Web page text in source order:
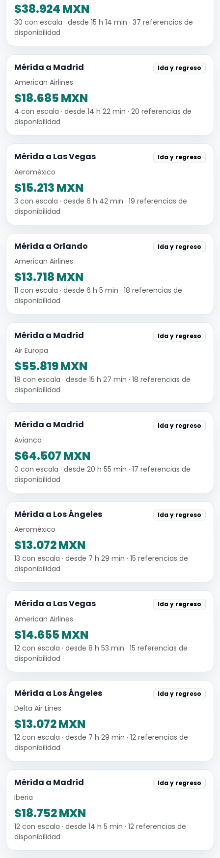
$38.924 MXN
30 con escala · desde 15 h 14 min · 37 referencias de
disponibilidad
Mérida a Madrid Ida y regreso
American Airlines
$18.685 MXN
4 con escala · desde 14 h 22 min · 20 referencias de
disponibilidad
Mérida a Las Vegas Ida y regreso
Aeroméxico
$15.213 MXN
3 con escala · desde 6 h 42 min · 19 referencias de
disponibilidad
Mérida a Orlando Ida y regreso
American Airlines
$13.718 MXN
11 con escala · desde 6 h 5 min · 18 referencias de
disponibilidad
Mérida a Madrid Ida y regreso
Air Europa
$55.819 MXN
18 con escala · desde 15 h 27 min · 18 referencias de
disponibilidad
Mérida a Madrid Ida y regreso
Avianca
$64.507 MXN
0 con escala · desde 20 h 55 min · 17 referencias de
disponibilidad
Mérida a Los Ángeles Ida y regreso
Aeroméxico
$13.072 MXN
13 con escala · desde 7 h 29 min · 15 referencias de
disponibilidad
Mérida a Las Vegas Ida y regreso
American Airlines
$14.655 MXN
12 con escala · desde 8 h 53 min · 15 referencias de
disponibilidad
Mérida a Los Ángeles Ida y regreso
Delta Air Lines
$13.072 MXN
12 con escala · desde 7 h 29 min · 12 referencias de
disponibilidad
Mérida a Madrid Ida y regreso
Iberia
$18.752 MXN
12 con escala · desde 14 h 5 min · 12 referencias de
disponibilidad